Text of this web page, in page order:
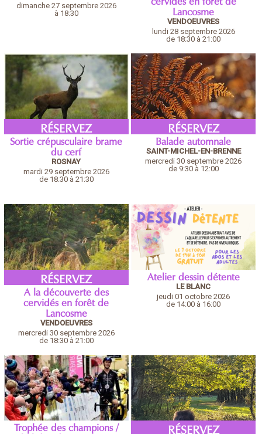
dimanche 27 septembre 2026
à 18:30
Lancosme
VENDOEUVRES
lundi 28 septembre 2026
de 18:30 à 21:00
RÉSERVEZ
Sortie crépusculaire brame
du cerf
ROSNAY
mardi 29 septembre 2026
de 18:30 à 21:30
RÉSERVEZ
Balade automnale
SAINT-MICHEL-EN-BRENNE
mercredi 30 septembre 2026
de 9:30 à 12:00
RÉSERVEZ
A la découverte des
cervidés en forêt de
Lancosme
VENDOEUVRES
mercredi 30 septembre 2026
de 18:30 à 21:00
Atelier dessin détente
LE BLANC
jeudi 01 octobre 2026
de 14:00 à 16:00
Trophée des champions / RÉSERVEZ